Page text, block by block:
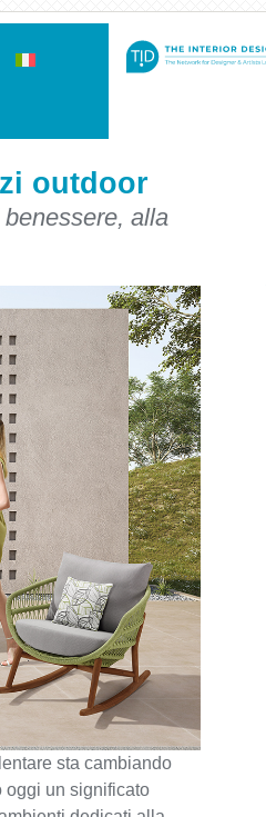
outdoor
alla
sta cambiando
oggi un significato